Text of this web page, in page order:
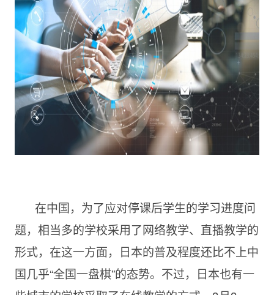
在中国，为了应对停课后学生的学习进度问
题，相当多的学校采用了网络教学、直播教学的
形式，在这一方面，日本的普及程度还比不上中
国几乎“全国一盘棋”的态势。不过，日本也有一